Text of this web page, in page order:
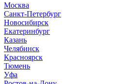
Москва
Санкт-Петербург
Новосибирск
Екатеринбург
Казань
Челябинск
Красноярск
Тюмень
Уфа